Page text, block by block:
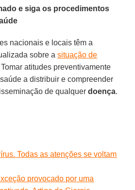
e siga os procedimentos
nacionais e locais têm a
sobre asituação de
atitudes preventivamente
a distribuir e compreender
de qualquerdoença.
Todas as atenções se voltam
provocado por uma